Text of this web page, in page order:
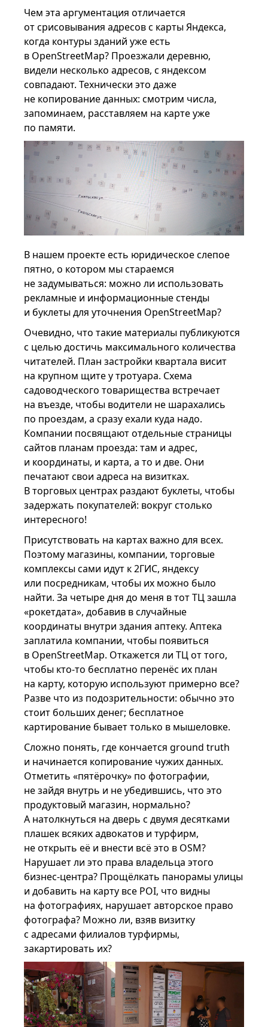
Чем эта аргументация отличается
от срисовывания адресов с карты Яндекса,
когда контуры зданий уже есть
в OpenStreetMap? Проезжали деревню,
видели несколько адресов, с яндексом
совпадают. Технически это даже
не копирование данных: смотрим числа,
запоминаем, расставляем на карте уже
по памяти.
В нашем проекте есть юридическое слепое
пятно, о котором мы стараемся
не задумываться: можно ли использовать
рекламные и информационные стенды
и буклеты для уточнения OpenStreetMap?
Очевидно, что такие материалы публикуются
с целью достичь максимального количества
читателей. План застройки квартала висит
на крупном щите у тротуара. Схема
садоводческого товарищества встречает
на въезде, чтобы водители не шарахались
по проездам, а сразу ехали куда надо.
Компании посвящают отдельные страницы
сайтов планам проезда: там и адрес,
и координаты, и карта, а то и две. Они
печатают свои адреса на визитках.
В торговых центрах раздают буклеты, чтобы
задержать покупателей: вокруг столько
интересного!
Присутствовать на картах важно для всех.
Поэтому магазины, компании, торговые
комплексы сами идут к 2ГИС, яндексу
или посредникам, чтобы их можно было
найти. За четыре дня до меня в тот ТЦ зашла
«рокетдата», добавив в случайные
координаты внутри здания аптеку. Аптека
заплатила компании, чтобы появиться
в OpenStreetMap. Откажется ли ТЦ от того,
чтобы кто-то бесплатно перенёс их план
на карту, которую используют примерно все?
Разве что из подозрительности: обычно это
стоит больших денег; бесплатное
картирование бывает только в мышеловке.
Сложно понять, где кончается ground truth
и начинается копирование чужих данных.
Отметить «пятёрочку» по фотографии,
не зайдя внутрь и не убедившись, что это
продуктовый магазин, нормально?
А натолкнуться на дверь с двумя десятками
плашек всяких адвокатов и турфирм,
не открыть её и внести всё это в OSM?
Нарушает ли это права владельца этого
бизнес-центра? Прощёлкать панорамы улицы
и добавить на карту все POI, что видны
на фотографиях, нарушает авторское право
фотографа? Можно ли, взяв визитку
с адресами филиалов турфирмы,
закартировать их?